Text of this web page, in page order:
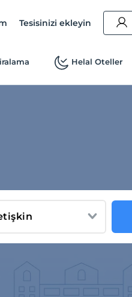
Tesisinizi ekleyin
Helal Oteller